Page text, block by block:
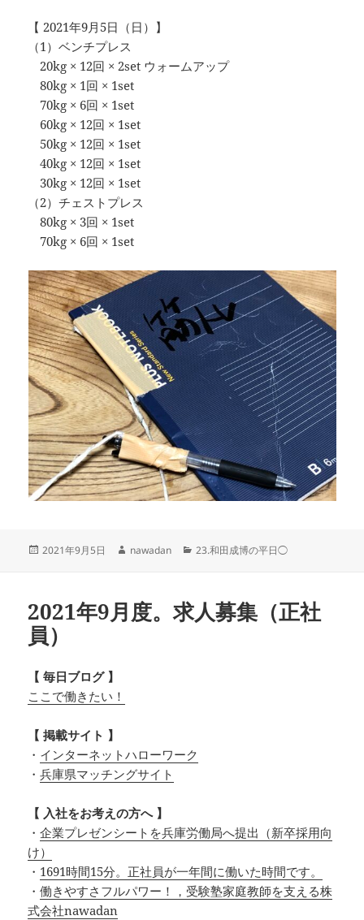
【 2021年9月5日（日）】
（1）ベンチプレス
20kg × 12回 × 2set ウォームアップ
80kg × 1回 × 1set
70kg × 6回 × 1set
60kg × 12回 × 1set
50kg × 12回 × 1set
40kg × 12回 × 1set
30kg × 12回 × 1set
（2）チェストプレス
80kg × 3回 × 1set
70kg × 6回 × 1set
投
2021年9月5日
作
nawadan
カ
ー
23.和田成博の平日◯
2021年9月度。求人募集（正社
員）
【 毎日ブログ 】
ここで働きたい！
【 掲載サイト 】
・ インターネットハローワーク
・兵庫県マッチングサイト
【 入社をお考えの方へ 】
・企業プレゼンシートを兵庫労働局へ提出（新卒採用向
け）
・ 1691時間15分。正社員が一年間に働いた時間です。
・働きやすさフルパワー！，受験塾家庭教師を支える株
式会社nawadan